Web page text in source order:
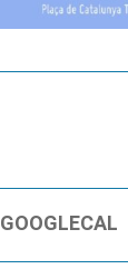
GOOGLECAL